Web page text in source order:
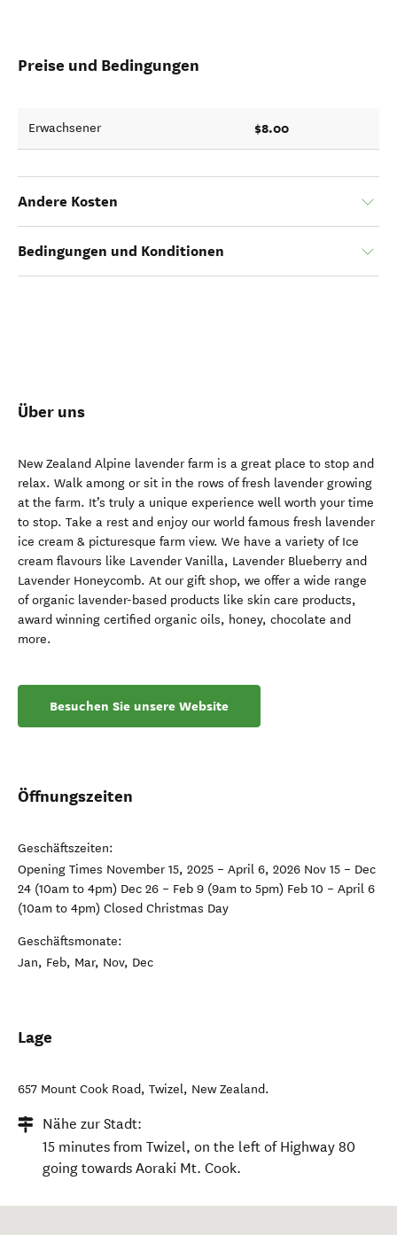
Preise und Bedingungen
Erwachsener $8.00
Andere Kosten
Bedingungen und Konditionen
Über uns
New Zealand Alpine lavender farm is a great place to stop and
relax. Walk among or sit in the rows of fresh lavender growing
at the farm. It’s truly a unique experience well worth your time
to stop. Take a rest and enjoy our world famous fresh lavender
ice cream & picturesque farm view. We have a variety of Ice
cream flavours like Lavender Vanilla, Lavender Blueberry and
Lavender Honeycomb. At our gift shop, we offer a wide range
of organic lavender-based products like skin care products,
award winning certified organic oils, honey, chocolate and
more.
Besuchen Sie unsere Website
Öffnungszeiten
Geschäftszeiten:
Opening Times November 15, 2025 – April 6, 2026 Nov 15 – Dec
24 (10am to 4pm) Dec 26 – Feb 9 (9am to 5pm) Feb 10 – April 6
(10am to 4pm) Closed Christmas Day
Geschäftsmonate:
Jan, Feb, Mar, Nov, Dec
Lage
657 Mount Cook Road, Twizel, New Zealand.
Nähe zur Stadt:
15 minutes from Twizel, on the left of Highway 80
going towards Aoraki Mt. Cook.